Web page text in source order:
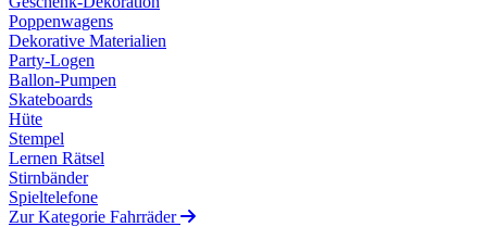
Poppenwagens
Dekorative Materialien
Party-Logen
Ballon-Pumpen
Skateboards
Hüte
Stempel
Lernen Rätsel
Stirnbänder
Spieltelefone
Zur Kategorie Fahrräder